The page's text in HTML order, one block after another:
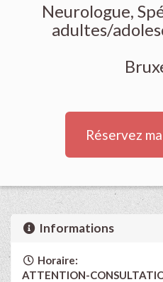
Neurologue,
adultes/
Réservez
Informations
Horaire:
ATTENTION-